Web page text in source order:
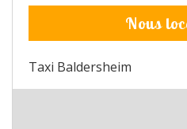
Nous
Taxi Baldersheim